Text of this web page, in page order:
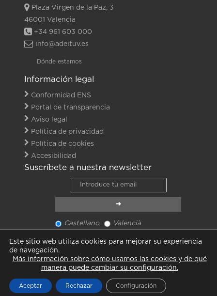
Plaza Virgen de la Paz, 3
46001 Valencia
+34 961 603 000
info@adeituv.es
Dónde estamos
Información legal
Conformidad ENS
Portal de transparencia
Aviso legal
Política de privacidad
Política de cookies
Accesibilidad
Suscríbete a nuestra newsletter
Castellano Valencià
Ver último newsletter
Este sitio web utiliza cookies para mejorar su experiencia
de navegación.
Más información sobre cómo usamos las cookies y de qué
manera puede cambiar su configuración.
Aceptar Rechazar Configuración